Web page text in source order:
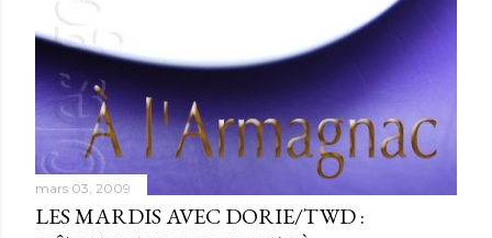
mars 03, 2009
LES MARDIS AVEC DORIE/TWD :